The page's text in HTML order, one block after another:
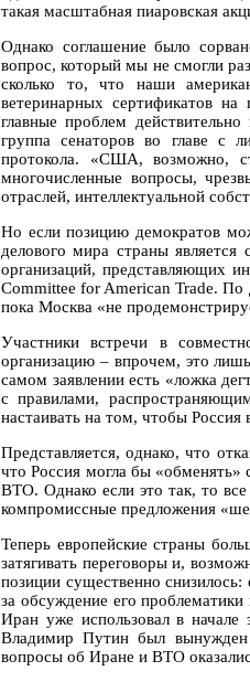
такая масштабная пиаровская
Однако соглашение было
вопрос, который мы не смогли
сколько то, что наши
ветеринарных сертификатов
главные проблем
группа сенаторов во главе с
протокола. «США, возможно,
многочисленные вопросы,
отраслей, интеллектуальной
Но если позицию демократов
делового мира страны
организаций, представляющих
Committee for American Trade.
пока Москва «не
Участники встречи в
организацию – впрочем, это
самом заявлении есть «ложка
с правилами,
настаивать на том, чтобы Россия
Представляется, однако, что
что Россия могла бы
ВТО. Однако если это так, то
компромиссные предложения
Теперь европейские страны
затягивать переговоры и,
позиции существенно
за обсуждение его
Иран уже использовал в
Владимир Путин был вынужден
вопросы об Иране и ВТО